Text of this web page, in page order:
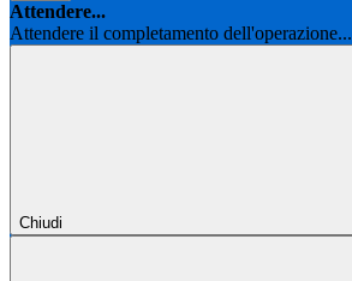
Attendere...
Attendere il completamento dell'operazione...
Chiudi